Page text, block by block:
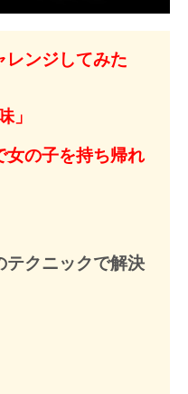
レンジしてみた
」
女の子を持ち帰れ
テクニックで解決